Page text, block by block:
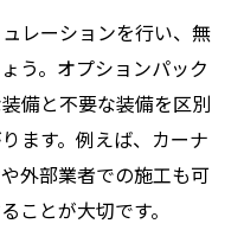
域独自の特徴とは
売選び方ガイド
売店の選びポイント
ービスの魅力を紹介
ポイント
レーションを行い、無
う。オプションパック
備と不要な装備を区別
ます。例えば、カーナ
外部業者での施工も可
ことが大切です。